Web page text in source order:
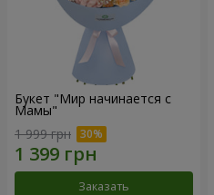
Букет "Мир начинается с
Мамы"
1 999 грн
Заказать